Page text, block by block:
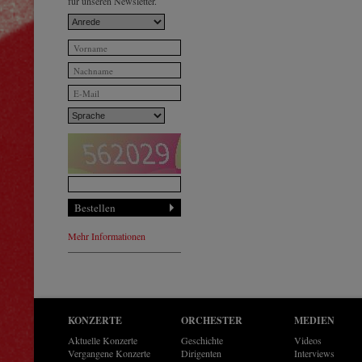
Mehr Informationen
KONZERTE
Aktuelle Konzerte
Vergangene Konzerte
ORCHESTER
Geschichte
Dirigenten
MEDIEN
Videos
Interviews